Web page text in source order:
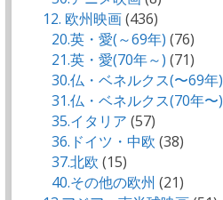
12. 欧州映画(436)
20.英・愛(～69年) (76)
21.英・愛(70年～) (71)
30.仏・ベネルクス(〜69年)
31.仏・ベネルクス(70年〜)
35.イタリア (57)
36.ドイツ・中欧 (38)
37.北欧 (15)
40.その他の欧州 (21)